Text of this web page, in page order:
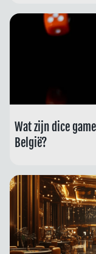
Wat zijn dice
België?